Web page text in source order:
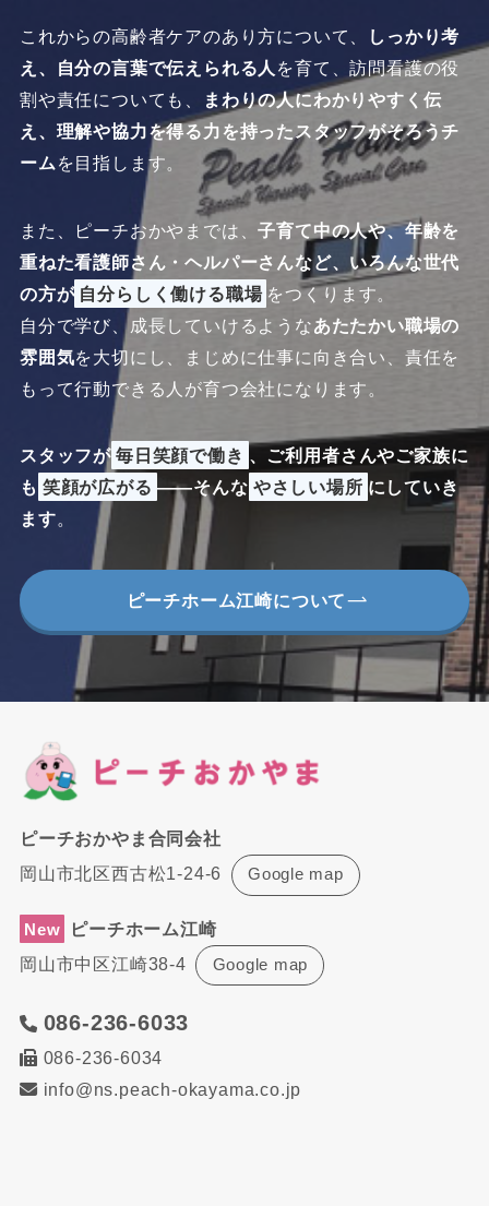
これからの高齢者ケアのあり方について、
しっかり考
え、自分の言葉で伝えられる人 を育て、訪問看護の役
割や責任についても、
まわりの人にわかりやすく伝
え、理解や協力を得る力を持ったスタッフがそろうチ
ーム を目指します。
また、ピーチおかやまでは、子育て中の人や、年齢を
重ねた看護師さん・ヘルパーさんなど、いろんな世代
の方が 自分らしく働ける職場 をつくります。
自分で学び、成長していけるようなあたたかい職場の
雰囲気を大切にし、まじめに仕事に向き合い、責任を
もって行動できる人が育つ会社になります。
スタッフが 毎日笑顔で働き 、ご利用者さんやご家族に
も 笑顔が広がる ――そんな やさしい場所 にしていき
ます。
ピーチホーム江崎について
ピーチおかやま合同会社
岡山市北区西古松1-24-6
Google map
New
ピーチホーム江崎
岡山市中区江崎38-4
Google map
086-236-6033
086-236-6034
info@ns.peach-okayama.co.jp